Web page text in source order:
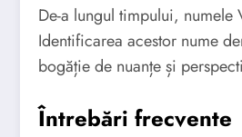
De-a lungul timpului,
Identificarea acestor nume
bogăție de nuanțe și
Întrebări frecvente